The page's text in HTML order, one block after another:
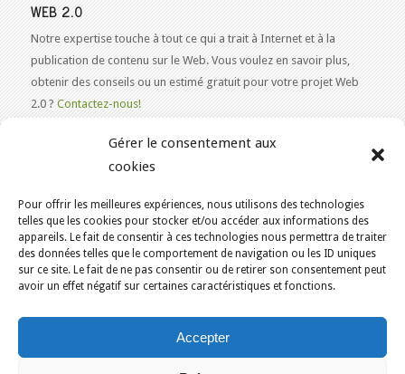
Gérer le consentement aux
cookies
Pour offrir les meilleures expériences, nous utilisons des technologies
telles que les cookies pour stocker et/ou accéder aux informations des
appareils. Le fait de consentir à ces technologies nous permettra de traiter
des données telles que le comportement de navigation ou les ID uniques
sur ce site. Le fait de ne pas consentir ou de retirer son consentement peut
avoir un effet négatif sur certaines caractéristiques et fonctions.
Accepter
WEB 2.0
Notre expertise touche à tout ce qui a trait à Internet et à la
publication de contenu sur le Web. Vous voulez en savoir plus,
obtenir des conseils ou un estimé gratuit pour votre projet Web
2.0 ? Contactez-nous!
VOUS ÊTES ICI : ACCUEIL /
HÉBERGEMENT WEB ÉCORESPONSABLE AU CANADA /
PROJET VTIGER CRM KAJOOM.CA- SERVICES INTERNET
Accueil English Services
Outils & Solutions
Conditions d’utilisation